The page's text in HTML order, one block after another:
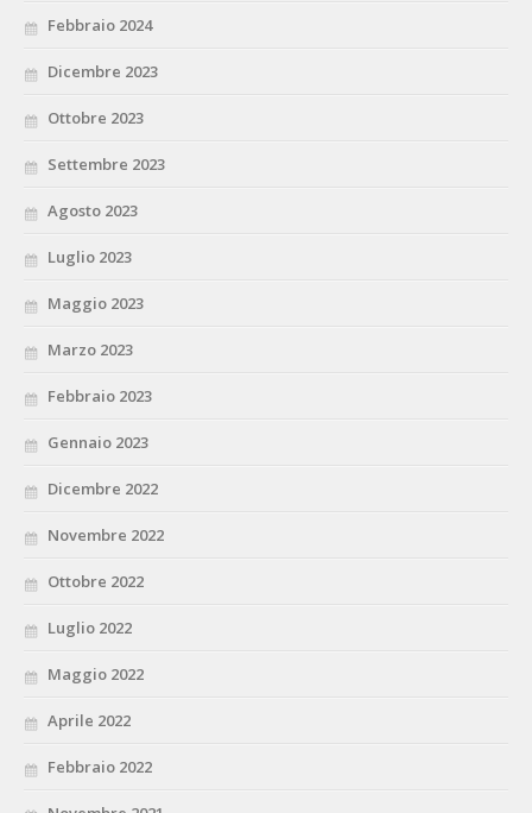
Febbraio 2024
Dicembre 2023
Ottobre 2023
Settembre 2023
Agosto 2023
Luglio 2023
Maggio 2023
Marzo 2023
Febbraio 2023
Gennaio 2023
Dicembre 2022
Novembre 2022
Ottobre 2022
Luglio 2022
Maggio 2022
Aprile 2022
Febbraio 2022